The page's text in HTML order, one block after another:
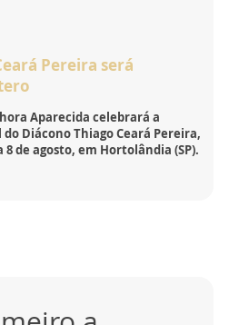
Pereira será
Aparecida celebrará a
Diácono Thiago Ceará Pereira,
8 de agosto, em Hortolândia (SP).